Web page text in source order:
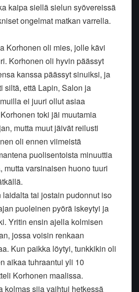
kaipa siellä sielun syövereissä
ongelmat matkan varrella.
Korhonen oli mies, jolle kävi
Korhonen oli hyvin päässyt
kanssa päässyt sinuiksi, ja
siltä, että Lapin, Salon ja
ei juuri ollut asiaa
toki jäi muutamia
mutta muut jäivät reilusti
oli ennen viimeistä
puolisentoista minuuttia
mutta varsinaisen huono tuuri
tai jostain pudonnut iso
puoleinen pyörä iskeytyi ja
Yritin ensin ajella kolmisen
jossa voisin renkaan
Kun paikka löytyi, tunkkikin oli
aikaa tuhraantui yli 10
Korhonen maalissa.
kolmas sija vaihtui hetkessä